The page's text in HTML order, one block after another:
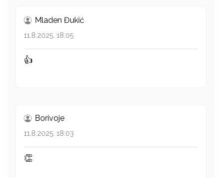
Mladen Đukić
11.8.2025. 18:05
👍
Borivoje
11.8.2025. 18:03
👏